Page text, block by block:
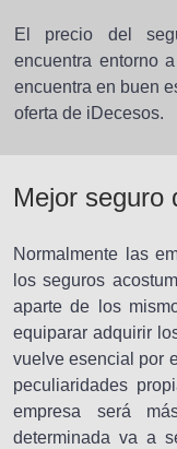
El precio del
encuentra entorno
encuentra en buen
oferta de iDecesos.
Mejor seguro
Normalmente las
los seguros
aparte de los
equiparar adquirir
vuelve esencial por
peculiaridades
empresa será
determinada va a